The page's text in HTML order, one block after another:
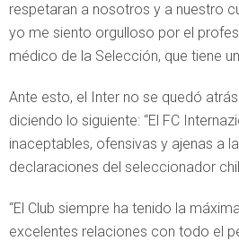
respetaran a nosotros y a nuestro
yo me siento orgulloso por el
médico de la Selección, que tiene
Ante esto, el Inter no se quedó
diciendo lo siguiente: “El FC
inaceptables, ofensivas y ajenas a
declaraciones del seleccionador
“El Club siempre ha tenido la
excelentes relaciones con todo el